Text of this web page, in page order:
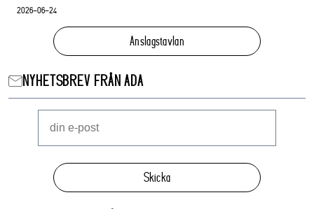
2026-06-24
Anslagstavlan
NYHETSBREV FRÅN ADA
Skicka